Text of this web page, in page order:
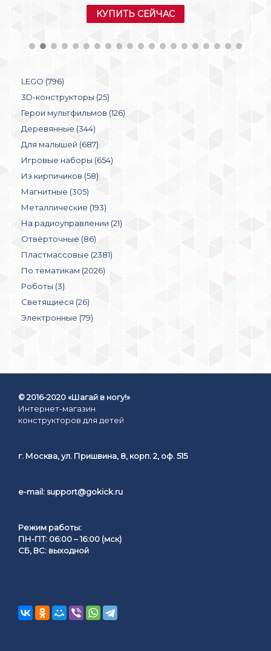
КУПИТЬ СЕЙЧАС
LEGO (796)
3D-конструкторы (25)
Герои мультфильмов (126)
Деревянные (344)
Для малышей (687)
Игровые наборы (654)
Из кирпичиков (58)
Магнитные (305)
Металлические (193)
На радиоуправлении (21)
Отвёрточные (86)
Пластмассовые (2381)
По тематикам (2026)
Роботы (3)
Светящиеся (26)
Электронные (79)
© 2016-2020 «Шагай в ногу!»
Интернет-магазин
конструкторов для детей
г. Москва, ул. Пришвина, 8, корп. 2, оф. 515
e-mail: support@gokick.ru
Режим работы:
ПН-ПТ: 06:00 – 16:00 (мск)
СБ, ВС: выходной